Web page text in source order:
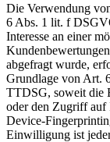
Die Verwendung
6 Abs. 1 lit. f
Interesse an einer
abgefragt wurde,
Grundlage von Art.
TTDSG, soweit die
oder den Zugriff auf
Device-
Einwilligung ist